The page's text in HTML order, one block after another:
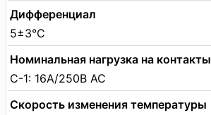
Дифференциал
5±3°C
Номинальная нагрузка на контакты
C-1: 16A/250В АС
Скорость изменения температуры